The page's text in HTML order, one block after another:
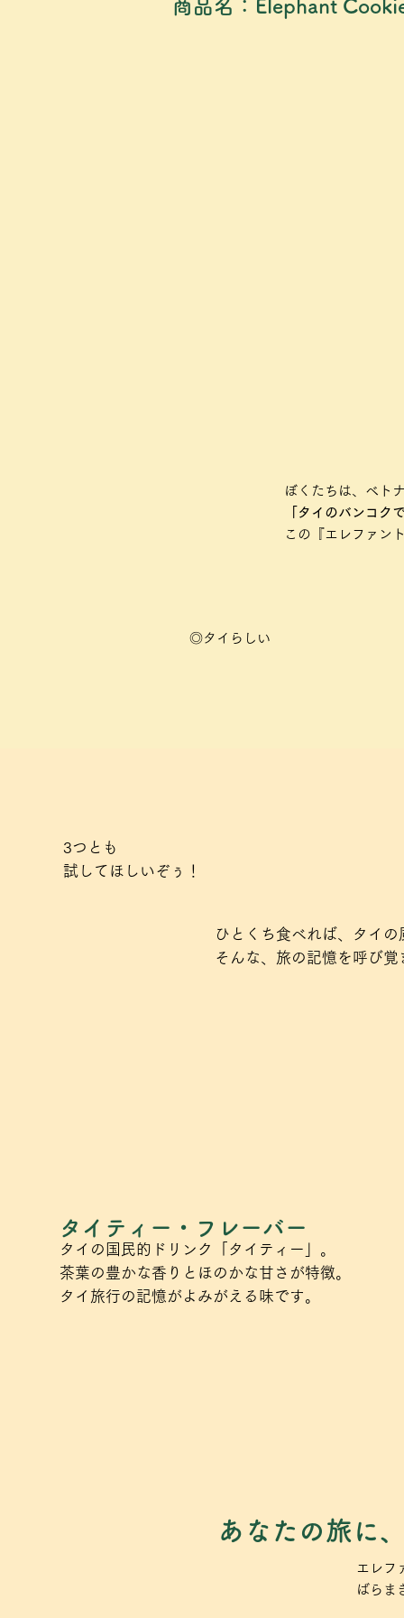
商品名：Elephant
ぼくたちは、ベト
「タイのバンコク
この『エレファン
◎タイらしい
ひとくち食べれば、タイ
そんな、旅の記憶を呼び
タイティー・フレーバー
タイの国民的ドリンク「タイティー」。
茶葉の豊かな香りとほのかな甘さが特徴。
タイ旅行の記憶がよみがえる味です。
3つとも
試してほしいぞぅ！
あなたの旅に
エレフ
ばらま